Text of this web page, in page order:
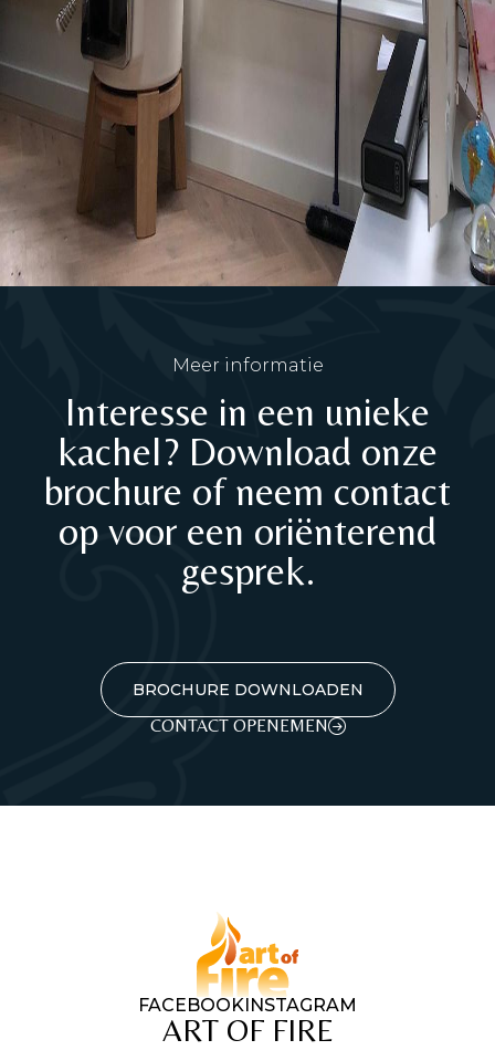
Meer informatie
Interesse in een unieke
kachel? Download onze
brochure of neem contact
op voor een oriënterend
gesprek.
BROCHURE DOWNLOADEN
CONTACT OPENEMEN
FACEBOOKINSTAGRAM
ART OF FIRE